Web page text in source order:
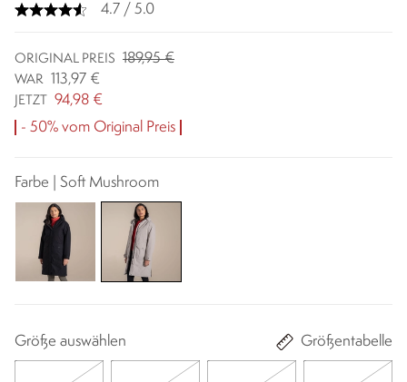
4.7 / 5.0
ORIGINAL PREIS 189,95 €
WAR 113,97 €
JETZT 94,98 €
- 50% vom Original Preis
Farbe | Soft Mushroom
Größe auswählen Größentabelle